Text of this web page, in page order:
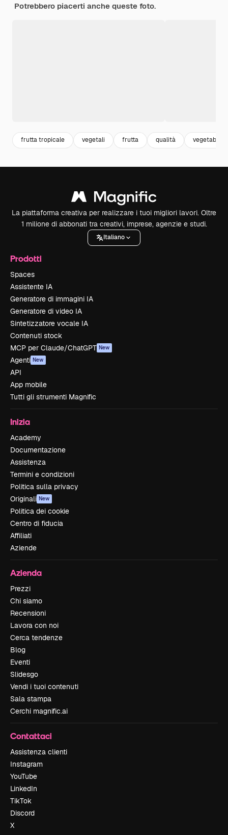
Potrebbero piacerti anche queste foto.
frutta tropicale vegetali frutta qualità vegetable
La piattaforma creativa per realizzare i tuoi migliori lavori. Oltre
1 milione di abbonati tra creativi, imprese, agenzie e studi.
Italiano
Prodotti
Spaces
Assistente IA
Generatore di immagini IA
Generatore di video IA
Sintetizzatore vocale IA
Contenuti stock
MCP per Claude/ChatGPT New
Agenti New
API
App mobile
Tutti gli strumenti Magnific
Inizia
Academy
Documentazione
Assistenza
Termini e condizioni
Politica sulla privacy
Originali New
Politica dei cookie
Centro di fiducia
Affiliati
Aziende
Azienda
Prezzi
Chi siamo
Recensioni
Lavora con noi
Cerca tendenze
Blog
Eventi
Slidesgo
Vendi i tuoi contenuti
Sala stampa
Cerchi magnific.ai
Contattaci
Assistenza clienti
Instagram
YouTube
LinkedIn
TikTok
Discord
X